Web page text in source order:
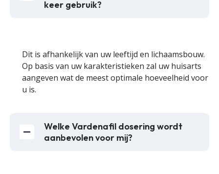
keer gebruik?
Dit is afhankelijk van uw leeftijd en lichaamsbouw.
Op basis van uw karakteristieken zal uw huisarts
aangeven wat de meest optimale hoeveelheid voor
u is.
Welke Vardenafil dosering wordt
aanbevolen voor mij?